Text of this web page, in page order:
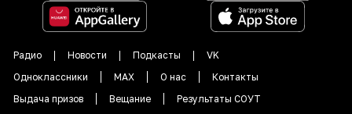
Радио Новости Подкасты
VK
Одноклассники
MAX О нас
Контакты
Выдача призов
Вещание
Результаты СОУТ